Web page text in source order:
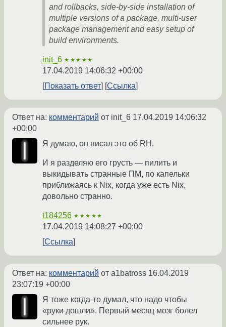
and rollbacks, side-by-side installation of
multiple versions of a package, multi-user
package management and easy setup of
build environments.
init_6 ★★★★★
17.04.2019 14:06:32 +00:00
Показать ответ
Ссылка
Ответ на: комментарий от init_6 17.04.2019 14:06:32
+00:00
Я думаю, он писал это об RH.
И я разделяю его грусть — пилить и
выкидывать странные ПМ, по капельки
приближаясь к Nix, когда уже есть Nix,
довольно странно.
t184256 ★★★★★
17.04.2019 14:08:27 +00:00
Ссылка
Ответ на: комментарий от a1batross 16.04.2019
23:07:19 +00:00
Я тоже когда-то думал, что надо чтобы
«руки дошли». Первый месяц мозг болел
сильнее рук.